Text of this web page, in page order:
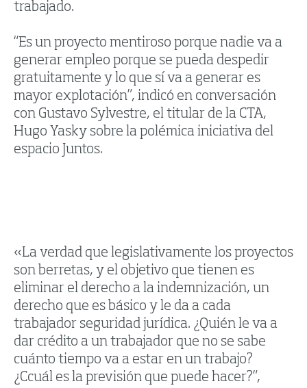
trabajado.
“Es un proyecto mentiroso porque nadie va a
generar empleo porque se pueda despedir
gratuitamente y lo que sí va a generar es
mayor explotación”, indicó en conversación
con Gustavo Sylvestre, el titular de la CTA,
Hugo Yasky sobre la polémica iniciativa del
espacio Juntos.
«La verdad que legislativamente los proyectos
son berretas, y el objetivo que tienen es
eliminar el derecho a la indemnización, un
derecho que es básico y le da a cada
trabajador seguridad jurídica. ¿Quién le va a
dar crédito a un trabajador que no se sabe
cuánto tiempo va a estar en un trabajo?
¿Ccuál es la previsión que puede hacer?”,